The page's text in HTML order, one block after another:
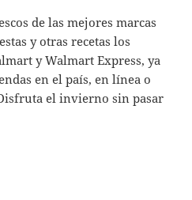
de las mejores marcas
y otras recetas los
y Walmart Express, ya
en el país, en línea o
el invierno sin pasar